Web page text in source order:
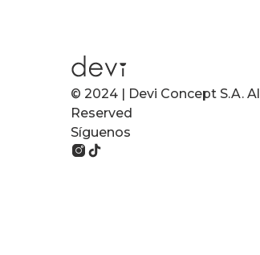
© 2024 | Devi Concept S.A.
Reserved
Síguenos